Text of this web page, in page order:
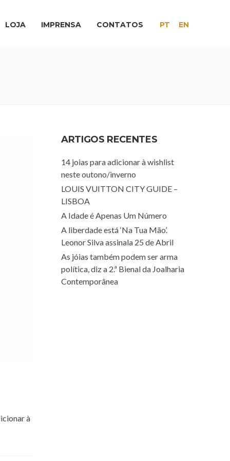
LOJA IMPRENSA CONTATOS PT EN
à
ARTIGOS RECENTES
14 joias para adicionar à wishlist
neste outono/inverno
LOUIS VUITTON CITY GUIDE –
LISBOA
A Idade é Apenas Um Número
A liberdade está ‘Na Tua Mão’.
Leonor Silva assinala 25 de Abril
As jóias também podem ser arma
política, diz a 2.ª Bienal da Joalharia
Contemporânea